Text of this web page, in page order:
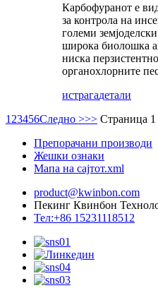
Карбофуранот е
за контрола на
големи
широка биолошка
ниска
органохлорните
истрагадетали
1 23456Следно >>> Страница 1
Препорачани производи
Жешки ознаки
Мапа на сајтот.xml
product@kwinbon.com
Пекинг Квинбон
Тел:+86 15231118512